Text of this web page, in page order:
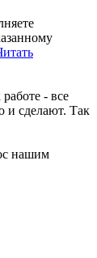
- все
и сделают. Так
нашим